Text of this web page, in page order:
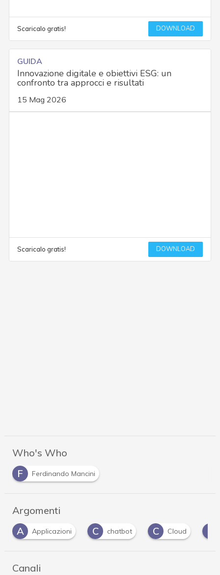
Scaricalo gratis! DOWNLOAD
GUIDA
Innovazione digitale e obiettivi ESG: un
confronto tra approcci e risultati
15 Mag 2026
Scaricalo gratis! DOWNLOAD
Who's Who
F
Ferdinando Mancini
Argomenti
C
chatbot Cloud D Data Loss Prevention
Canali